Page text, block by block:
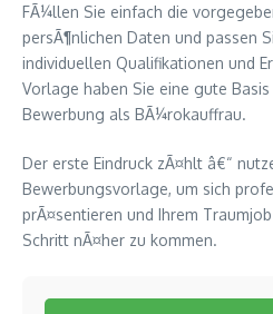
FÃ¼llen Sie einfach die
persÃ¶nlichen Daten und passen
individuellen Qualifikationen und
Vorlage haben Sie eine gute
Bewerbung als BÃ¼rokauffrau.
Der erste Eindruck zÃ¤hlt â€“
Bewerbungsvorlage, um sich
prÃ¤sentieren und Ihrem
Schritt nÃ¤her zu kommen.